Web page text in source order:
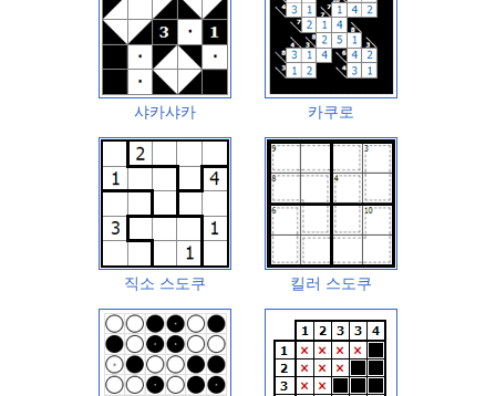
샤카샤카 카쿠로
직소 스도쿠 킬러 스도쿠